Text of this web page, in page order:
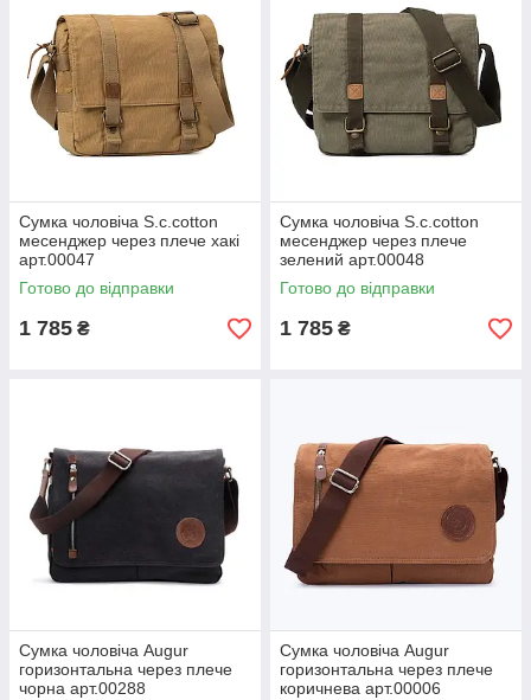
Сумка чоловіча S.c.cotton
месенджер через плече хакі
арт.00047
Готово до відправки
1 785 ₴
Сумка чоловіча S.c.cotton
месенджер через плече
зелений арт.00048
Готово до відправки
1 785 ₴
Сумка чоловіча Augur
горизонтальна через плече
чорна арт.00288
Сумка чоловіча Augur
горизонтальна через плече
коричнева арт.00006